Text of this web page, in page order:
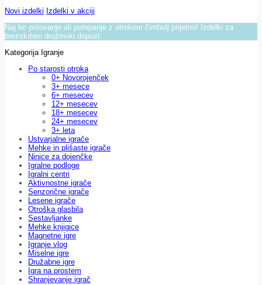
Novi izdelki Izdelki v akciji
Naj bo potovanje ali potepanje z otrokom čimbolj prijetno! Izdelki za
brezskrben družinski dopust.
Kategorija Igranje
Po starosti otroka
0+ Novorojenček
3+ mesece
6+ mesecev
12+ mesecev
18+ mesecev
24+ mesecev
3+ leta
Ustvarjalne igrače
Mehke in plišaste igrače
Ninice za dojenčke
Igralne podloge
Igralni centri
Aktivnostne igrače
Senzorične igrače
Lesene igrače
Otroška glasbila
Sestavljanke
Mehke knjigice
Magnetne igre
Igranje vlog
Miselne igre
Družabne igre
Igra na prostem
Shranjevanje igrač